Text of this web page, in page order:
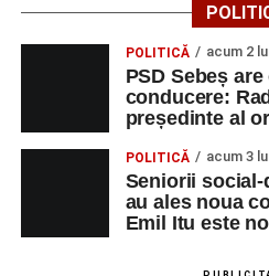
Vlad Dordea.
Piața Primăriei
Orele 17.00–20.00– Punct
SÂMBĂTĂ, 22
POLITICĂ acum 2
PSD Sebeș
conducere:
președinte al
POLITICĂ acum 3
Seniorii
au ales noua
Emil Itu este